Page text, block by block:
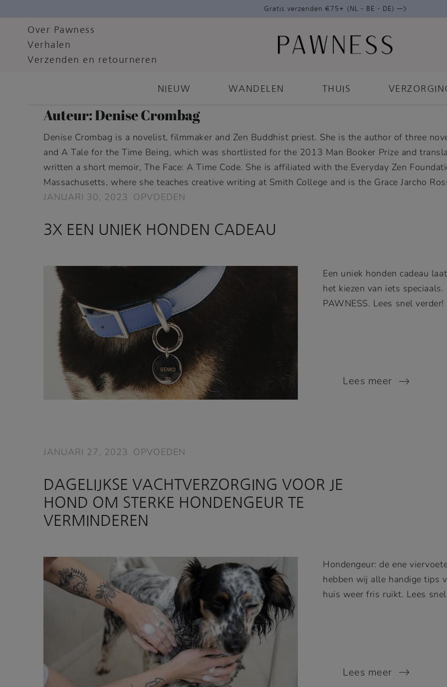
Gratis verzenden €75+ (NL – BE – DE) —>
Over Pawness
Verhalen
Verzenden en retourneren
NIEUW WANDELEN THUIS
Auteur:Denise Crombag
Denise Crombag is a novelist, filmmaker and Zen Buddhist priest. She is the author of three
and A Tale for the Time Being, which was shortlisted for the 2013 Man Booker Prize and
written a short memoir, The Face: A Time Code. She is affiliated with the Everyday Zen
Massachusetts, where she teaches creative writing at Smith College and is the Grace Jarcho
JANUARI 30, 2023 OPVOEDEN
3X EEN UNIEK HONDEN CADEAU
Een uniek honden cadeau
het kiezen van iets
PAWNESS. Lees snel verder!
Lees meer
JANUARI 27, 2023 OPVOEDEN
DAGELIJKSE VACHTVERZORGING VOOR JE
HOND OM STERKE HONDENGEUR TE
VERMINDEREN
Hondengeur: de ene
hebben wij alle handige tips
huis weer fris ruikt. Lees
Lees meer